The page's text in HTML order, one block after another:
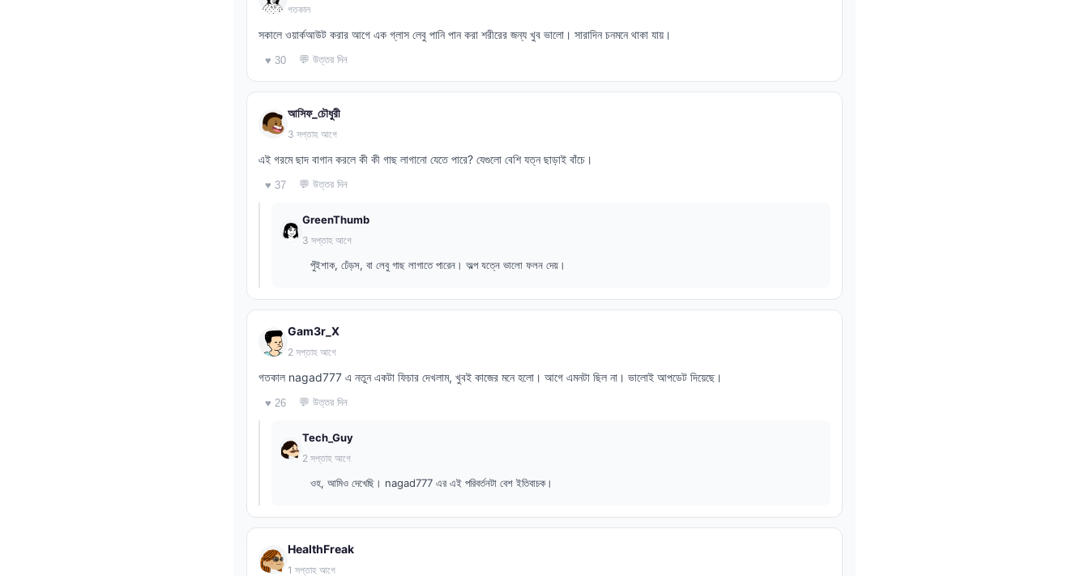
গতকাল
সকালে ওয়ার্কআউট করার আগে এক গ্লাস লেবু পানি পান করা শরীরের জন্য খুব ভালো। সারাদিন চনমনে থাকা যায়।
♥ 30 💬 উত্তর দিন
আসিফ_চৌধুরী
3 সপ্তাহ আগে
এই গরমে ছাদ বাগান করলে কী কী গাছ লাগানো যেতে পারে? যেগুলো বেশি যত্ন ছাড়াই বাঁচে।
♥ 37 💬 উত্তর দিন
GreenThumb
3 সপ্তাহ আগে
পুঁইশাক, ঢেঁড়স, বা লেবু গাছ লাগাতে পারেন। অল্প যত্নে ভালো ফলন দেয়।
Gam3r_X
2 সপ্তাহ আগে
গতকাল nagad777 এ নতুন একটা ফিচার দেখলাম, খুবই কাজের মনে হলো। আগে এমনটা ছিল না। ভালোই আপডেট দিয়েছে।
♥ 26 💬 উত্তর দিন
Tech_Guy
2 সপ্তাহ আগে
ওহ, আমিও দেখেছি। nagad777 এর এই পরিবর্তনটা বেশ ইতিবাচক।
HealthFreak
1 সপ্তাহ আগে